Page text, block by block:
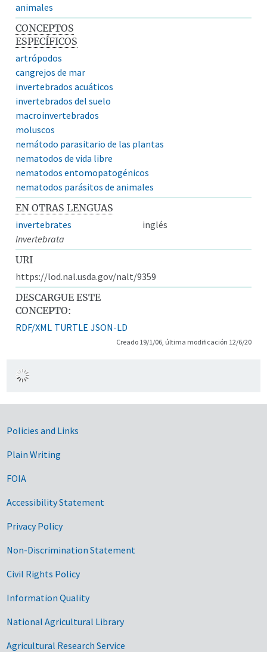
animales
CONCEPTOS
ESPECÍFICOS
artrópodos
cangrejos de mar
invertebrados acuáticos
invertebrados del suelo
macroinvertebrados
moluscos
nemátodo parasitario de las plantas
nematodos de vida libre
nematodos entomopatogénicos
nematodos parásitos de animales
EN OTRAS LENGUAS
invertebrates
inglés
Invertebrata
URI
https://lod.nal.usda.gov/nalt/9359
DESCARGUE ESTE
CONCEPTO:
RDF/XML TURTLE JSON-LD
Creado 19/1/06, última modificación 12/6/20
Government Links
Policies and Links
Plain Writing
FOIA
Accessibility Statement
Privacy Policy
Non-Discrimination Statement
Civil Rights Policy
Information Quality
National Agricultural Library
Agricultural Research Service